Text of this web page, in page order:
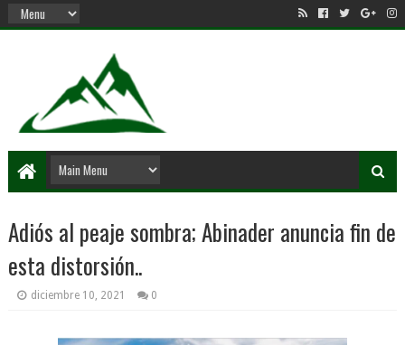
Adiós al peaje sombra; Abinader anuncia fin de
esta distorsión..
diciembre 10, 2021 0